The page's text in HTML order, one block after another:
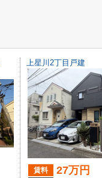
上星川2丁目戸建
賃料 27万円